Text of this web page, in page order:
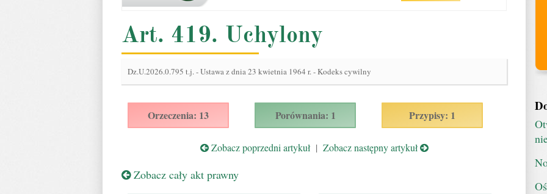
Art. 419. Uchylony
Dz.U.2026.0.795 t.j.-Ustawa z dnia 23 kwietnia 1964 r. - Kodeks cywilny
Orzeczenia: 13 Porównania: 1 Przypisy: 1
Zobacz poprzedni artykuł| Zobacz następny artykuł
Zobacz cały akt prawny